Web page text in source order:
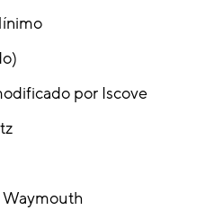
por Iscove
Waymouth